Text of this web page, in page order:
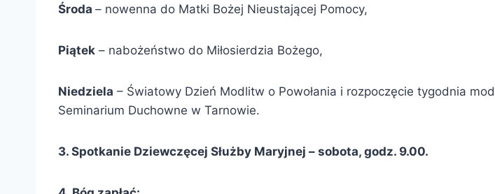
Środa – nowenna do Matki Bożej Nieustającej Pomocy,
Piątek – nabożeństwo do Miłosierdzia Bożego,
Niedziela – Światowy Dzień Modlitw o Powołania i rozpoczęcie tygodnia
Seminarium Duchowne w Tarnowie.
3. Spotkanie Dziewczęcej Służby Maryjnej – sobota, godz. 9.00.